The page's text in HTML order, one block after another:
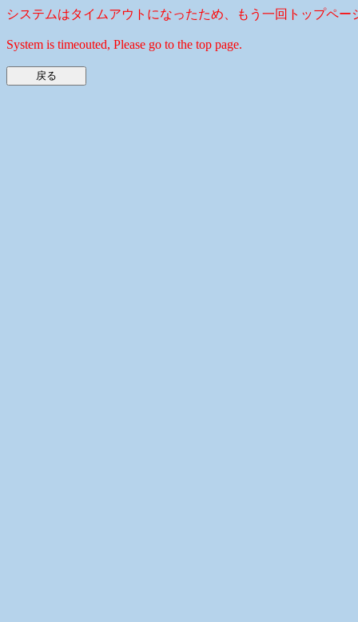
システムはタイムアウトになったため、もう一回トップペー
System is timeouted, Please go to the top page.